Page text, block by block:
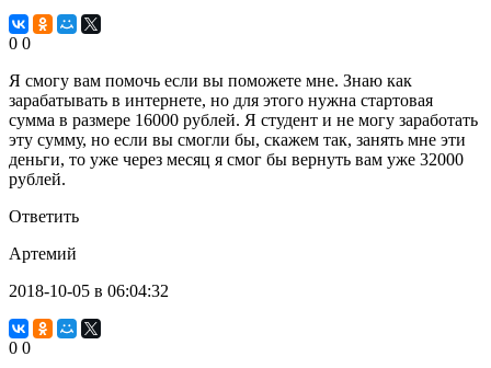
0 0
Я смогу вам помочь если вы поможете мне. Знаю как
зарабатывать в интернете, но для этого нужна стартовая
сумма в размере 16000 рублей. Я студент и не могу заработать
эту сумму, но если вы смогли бы, скажем так, занять мне эти
деньги, то уже через месяц я смог бы вернуть вам уже 32000
рублей.
Ответить
Артемий
2018-10-05 в 06:04:32
0 0